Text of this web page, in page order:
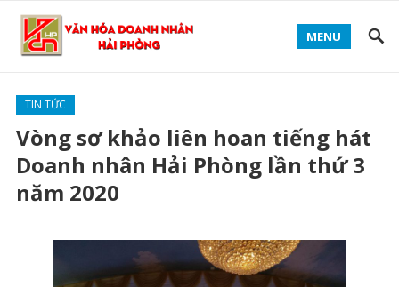
MENU
TIN TỨC
Vòng sơ khảo liên hoan tiếng hát
Doanh nhân Hải Phòng lần thứ 3
năm 2020